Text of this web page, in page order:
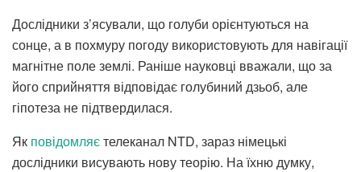
Дослідники з’ясували, що голуби орієнтуються на
сонце, а в похмуру погоду використовують для навігації
магнітне поле землі. Раніше науковці вважали, що за
його сприйняття відповідає голубиний дзьоб, але
гіпотеза не підтвердилася.
Як повідомляєтелеканал NTD, зараз німецькі
дослідники висувають нову теорію. На їхню думку,